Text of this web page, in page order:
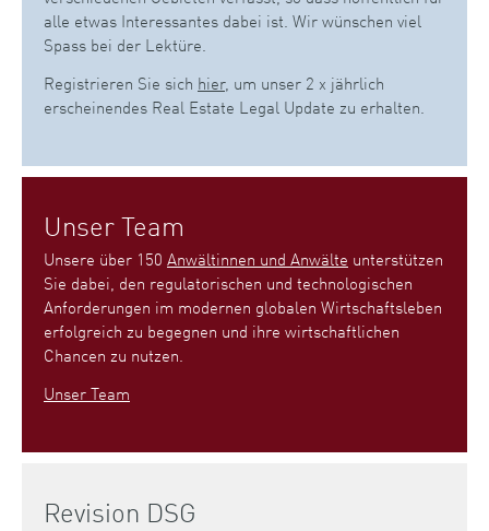
alle etwas Interessantes dabei ist. Wir wünschen viel
Spass bei der Lektüre.
Registrieren Sie sich hier, um unser 2 x jährlich
erscheinendes Real Estate Legal Update zu erhalten.
Unser Team
Unsere über 150 Anwältinnen und Anwälte unterstützen
Sie dabei, den regulatorischen und technologischen
Anforderungen im modernen globalen Wirtschaftsleben
erfolgreich zu begegnen und ihre wirtschaftlichen
Chancen zu nutzen.
Unser Team
Revision DSG